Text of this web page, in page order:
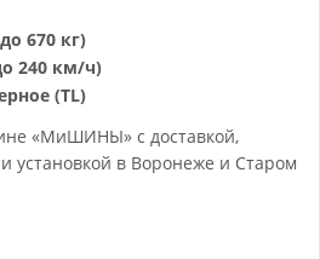
670 кг)
240 км/ч)
(TL)
«МиШИНЫ» с доставкой,
установкой в Воронеже и Старом